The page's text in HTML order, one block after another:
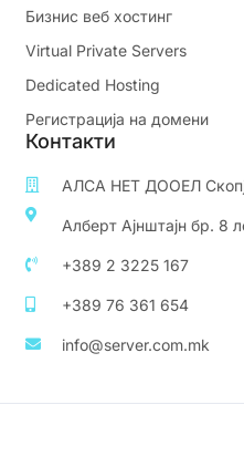
Бизнис веб хостинг
Virtual Private Servers
Dedicated Hosting
Регистрација на домени
Контакти
АЛСА НЕТ ДООЕЛ
Алберт Ајнштајн бр. 8
+389 2 3225 167
+389 76 361 654
info@server.com.mk